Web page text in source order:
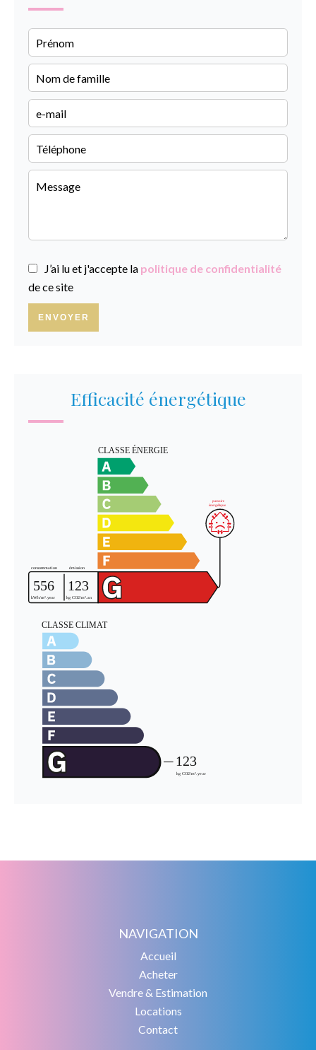
J’ai lu et j'accepte la politique de confidentialité
de ce site
ENVOYER
Efficacité énergétique
NAVIGATION
Accueil
Acheter
Vendre & Estimation
Locations
Contact